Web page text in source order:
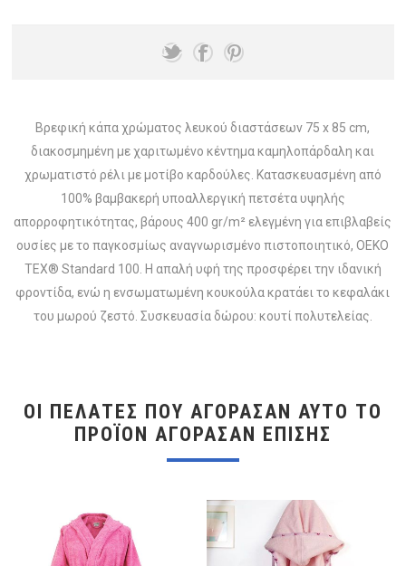
Βρεφική κάπα χρώματος λευκού διαστάσεων 75 x 85 cm,
διακοσμημένη με χαριτωμένο κέντημα καμηλοπάρδαλη και
χρωματιστό ρέλι με μοτίβο καρδούλες. Κατασκευασμένη από
100% βαμβακερή υποαλλεργική πετσέτα υψηλής
απορροφητικότητας, βάρους 400 gr/m² ελεγμένη για επιβλαβείς
ουσίες με το παγκοσμίως αναγνωρισμένο πιστοποιητικό, OEKO
TEX® Standard 100. Η απαλή υφή της προσφέρει την ιδανική
φροντίδα, ενώ η ενσωματωμένη κουκούλα κρατάει το κεφαλάκι
του μωρού ζεστό. Συσκευασία δώρου: κουτί πολυτελείας.
ΟΙ ΠΕΛΆΤΕΣ ΠΟΥ ΑΓΌΡΑΣΑΝ ΑΥΤΌ ΤΟ
ΠΡΟΪΌΝ ΑΓΌΡΑΣΑΝ ΕΠΊΣΗΣ